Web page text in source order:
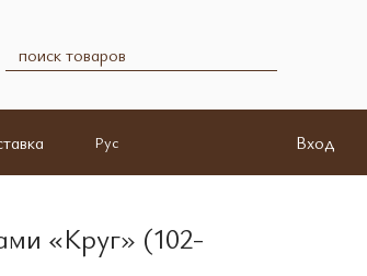
Рус Вход
«Круг» (102-